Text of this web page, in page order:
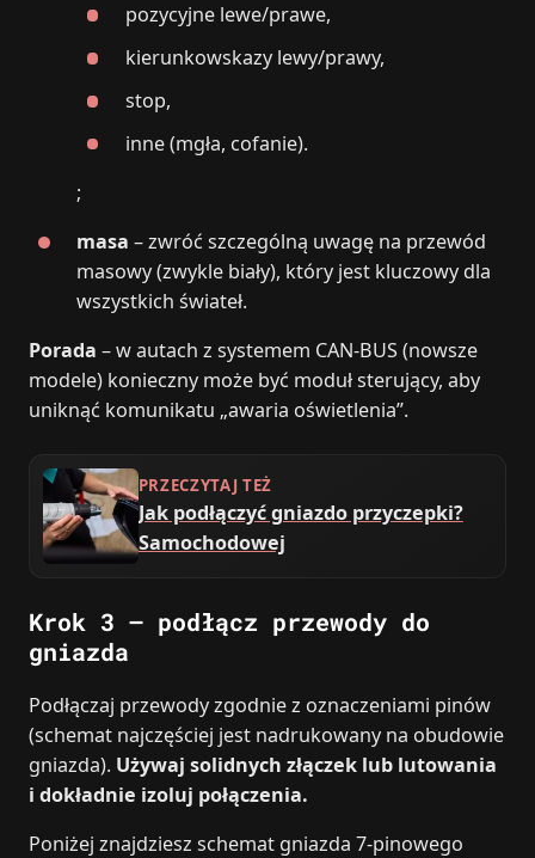
pozycyjne lewe/prawe,
kierunkowskazy lewy/prawy,
stop,
inne (mgła, cofanie).
;
masa – zwróć szczególną uwagę na przewód
masowy (zwykle biały), który jest kluczowy dla
wszystkich świateł.
Porada – w autach z systemem CAN-BUS (nowsze
modele) konieczny może być moduł sterujący, aby
uniknąć komunikatu „awaria oświetlenia”.
PRZECZYTAJ TEŻ
Jak podłączyć gniazdo przyczepki?
Samochodowej
Krok 3 – podłącz przewody do
gniazda
Podłączaj przewody zgodnie z oznaczeniami pinów
(schemat najczęściej jest nadrukowany na obudowie
gniazda). Używaj solidnych złączek lub lutowania
i dokładnie izoluj połączenia.
Poniżej znajdziesz schemat gniazda 7‑pinowego